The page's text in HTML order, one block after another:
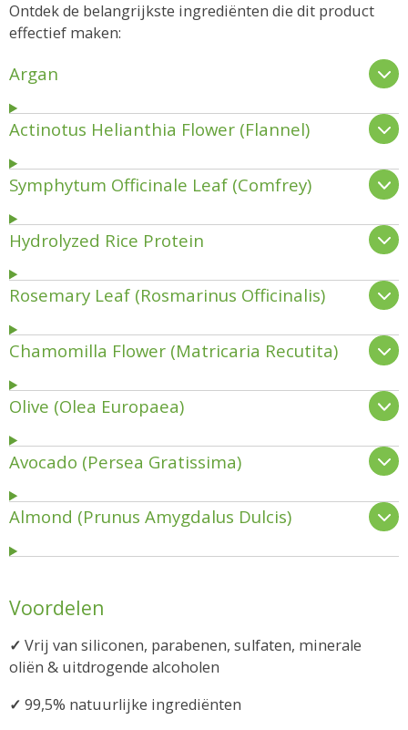
Ontdek de belangrijkste ingrediënten die dit product
effectief maken:
Argan
Actinotus Helianthia Flower (Flannel)
Symphytum Officinale Leaf (Comfrey)
Hydrolyzed Rice Protein
Rosemary Leaf (Rosmarinus Officinalis)
Chamomilla Flower (Matricaria Recutita)
Olive (Olea Europaea)
Avocado (Persea Gratissima)
Almond (Prunus Amygdalus Dulcis)
Voordelen
✓ Vrij van siliconen, parabenen, sulfaten, minerale
oliën & uitdrogende alcoholen
✓ 99,5% natuurlijke ingrediënten